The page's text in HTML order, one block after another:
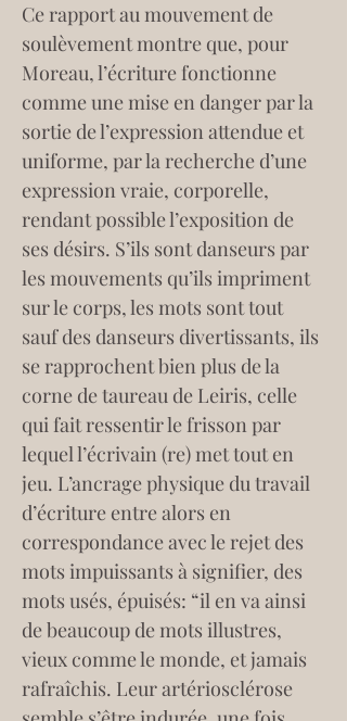
Ce rapport au mouvement de
soulèvement montre que, pour
Moreau, l’écriture fonctionne
comme une mise en danger par la
sortie de l’expression attendue et
uniforme, par la recherche d’une
expression vraie, corporelle,
rendant possible l’exposition de
ses désirs. S’ils sont danseurs par
les mouvements qu’ils impriment
sur le corps, les mots sont tout
sauf des danseurs divertissants, ils
se rapprochent bien plus de la
corne de taureau de Leiris, celle
qui fait ressentir le frisson par
lequel l’écrivain (re) met tout en
jeu. L’ancrage physique du travail
d’écriture entre alors en
correspondance avec le rejet des
mots impuissants à signifier, des
mots usés, épuisés: “il en va ainsi
de beaucoup de mots illustres,
vieux comme le monde, et jamais
rafraîchis. Leur artériosclérose